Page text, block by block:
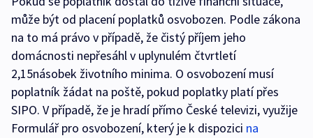
může být od placení poplatků osvobozen. Podle zákona
na to má právo v případě, že čistý příjem jeho
domácnosti nepřesáhl v uplynulém čtvrtletí
2,15násobek životního minima. O osvobození musí
poplatník žádat na poště, pokud poplatky platí přes
SIPO. V případě, že je hradí přímo České televizi, využije
Formulář pro osvobození, který je k dispozici na